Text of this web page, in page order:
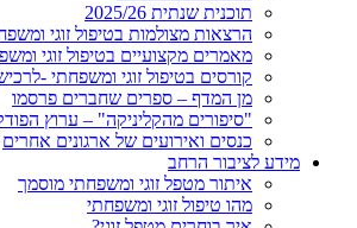
תוכנית שנתית 2025/26
הרצאות מצולמות בטיפול זוגי
מאמרים מקצועיים בטיפול זוגי
קורסים בטיפול זוגי ומשפחתי -
מן המדף – ספרים שחברים פרסמו
"סיפורים מהקליניקה" – ערוץ
כנסים ואירועים של ארגונים אחרים
מידע לציבור הרחב
איתור מטפל זוגי ומשפחתי מוסמך
מהו טיפול זוגי ומשפחתי